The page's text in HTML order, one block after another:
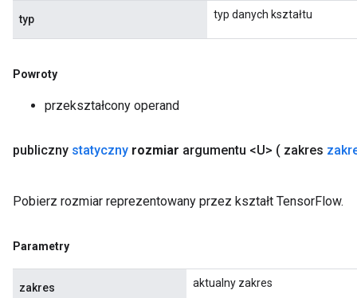
typ typ danych kształtu
Powroty
przekształcony operand
publiczny statyczny rozmiar argumentu <U> ( zakres
Pobierz rozmiar reprezentowany przez kształt TensorFlow.
Parametry
zakres aktualny zakres